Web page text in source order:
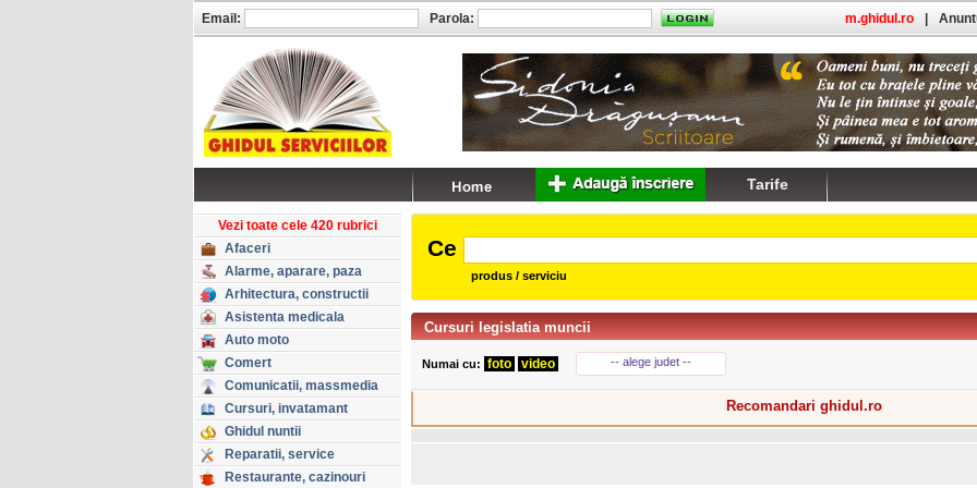
Vezi toate cele 420 rubrici
Afaceri
Alarme, aparare, paza
Arhitectura, constructii
Asistenta medicala
Auto moto
Comert
Comunicatii, massmedia
Cursuri, invatamant
Ghidul nuntii
Reparatii, service
Restaurante, cazinouri
Ce
produs / serviciu
Cursuri legislatia muncii
Numai cu: foto video -- alege judet --
Recomandari ghidul.ro
Email: Parola: m.ghidul.ro
Tarife